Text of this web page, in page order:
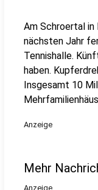
Am Schroertal in
nächsten Jahr
Tennishalle.
haben.
Insgesamt 10
Anzeige
Mehr
Anzeige